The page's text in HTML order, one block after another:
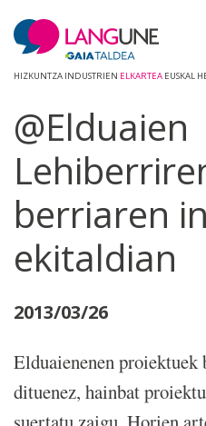
HIZKUNTZA INDUSTRIEN ELKARTEA EUSKAL
@Elduaien
berriaren
ekitaldian
2013/03/26
Elduaienenen
dituenez, hainbat